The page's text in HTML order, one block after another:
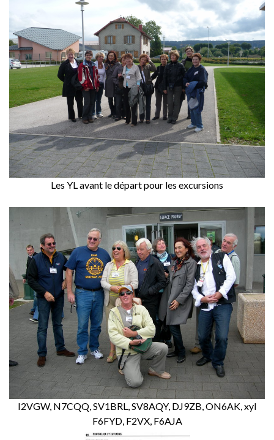
Les YL avant le départ pour les excursions
I2VGW, N7CQQ, SV1BRL, SV8AQY, DJ9ZB, ON6AK, xyl
F6FYD, F2VX, F6AJA